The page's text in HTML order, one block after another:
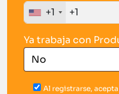
+1
Ya trabaja con
Al registrarse,